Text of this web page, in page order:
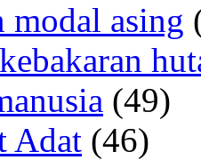
modal asing
(49)
Adat (46)